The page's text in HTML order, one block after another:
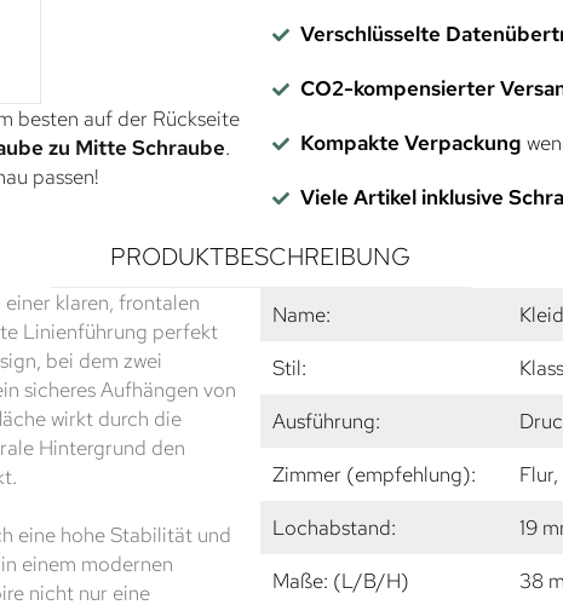
besten auf der Rückseite
zu Mitte Schraube.
passen!
Verschlüsselte
CO2-kompensierter
Kompakte Verpackung
Viele Artikel inklusive
PRODUKTBESCHREIBUNG
klaren, frontalen
Linienführung perfekt
bei dem zwei
sicheres Aufhängen von
wirkt durch die
Hintergrund den
eine hohe Stabilität und
einem modernen
nicht nur eine
Name:
Stil:
Ausführung:
Zimmer (empfehlung):
Lochabstand:
19
Maße: (L/B/H)
38